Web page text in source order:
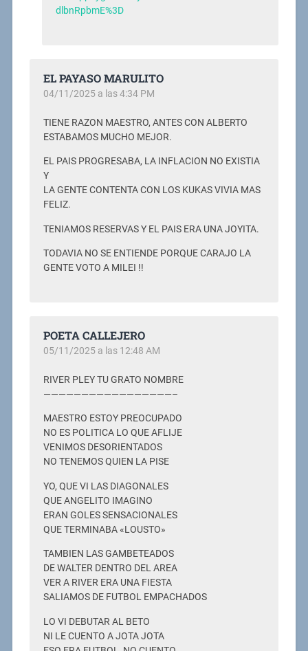
dlbnRpbmE%3D
EL PAYASO MARULITO
04/11/2025 a las 4:34 PM
TIENE RAZON MAESTRO, ANTES CON ALBERTO
ESTABAMOS MUCHO MEJOR.
EL PAIS PROGRESABA, LA INFLACION NO EXISTIA
Y
LA GENTE CONTENTA CON LOS KUKAS VIVIA MAS
FELIZ.
TENIAMOS RESERVAS Y EL PAIS ERA UNA JOYITA.
TODAVIA NO SE ENTIENDE PORQUE CARAJO LA
GENTE VOTO A MILEI !!
POETA CALLEJERO
05/11/2025 a las 12:48 AM
RIVER PLEY TU GRATO NOMBRE
—————————————————–
MAESTRO ESTOY PREOCUPADO
NO ES POLITICA LO QUE AFLIJE
VENIMOS DESORIENTADOS
NO TENEMOS QUIEN LA PISE
YO, QUE VI LAS DIAGONALES
QUE ANGELITO IMAGINO
ERAN GOLES SENSACIONALES
QUE TERMINABA «LOUSTO»
TAMBIEN LAS GAMBETEADOS
DE WALTER DENTRO DEL AREA
VER A RIVER ERA UNA FIESTA
SALIAMOS DE FUTBOL EMPACHADOS
LO VI DEBUTAR AL BETO
NI LE CUENTO A JOTA JOTA